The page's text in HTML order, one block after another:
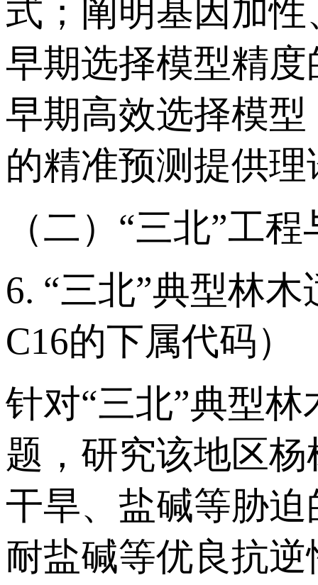
式；阐明基因加
早期选择模型精
早期高效选择模
的精准预测提供
（二）“三北”工
6. “三北”典型林
C16的下属代码）
针对“三北”典型
题，研究该地区
干旱、盐碱等胁
耐盐碱等优良抗